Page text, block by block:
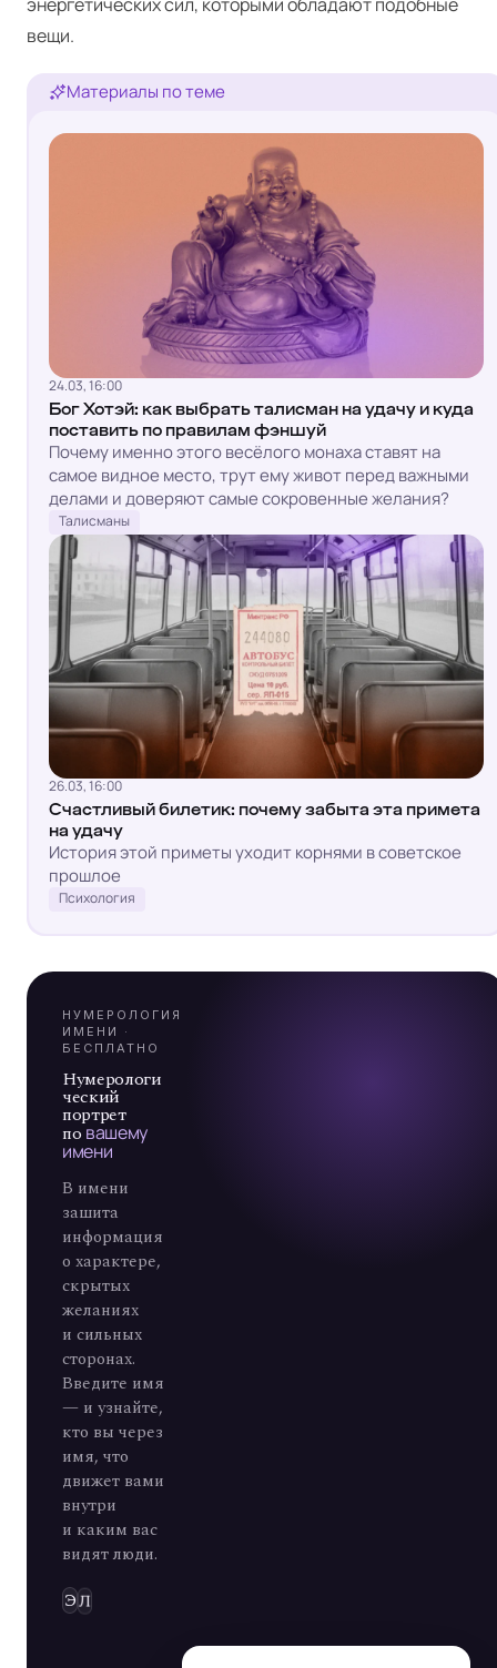
вещи.
Материалы по теме
24.03, 16:00
Бог Хотэй: как выбрать талисман на удачу и куда
поставить по правилам фэншуй
Почему именно этого весёлого монаха ставят на
самое видное место, трут ему живот перед важными
делами и доверяют самые сокровенные желания?
Талисманы
26.03, 16:00
Счастливый билетик: почему забыта эта примета
на удачу
История этой приметы уходит корнями в советское
прошлое
Психология
А
7
НУМЕРОЛОГИЯ
ИМЕНИ ·
БЕСПЛАТНО
Нумерологи
ческий
портрет
по вашему
имени
В имени
зашита
информация
о характере,
скрытых
желаниях
и сильных
сторонах.
Введите имя
— и узнайте,
кто вы через
имя, что
движет вами
внутри
и каким вас
видят люди.
ЭЛ